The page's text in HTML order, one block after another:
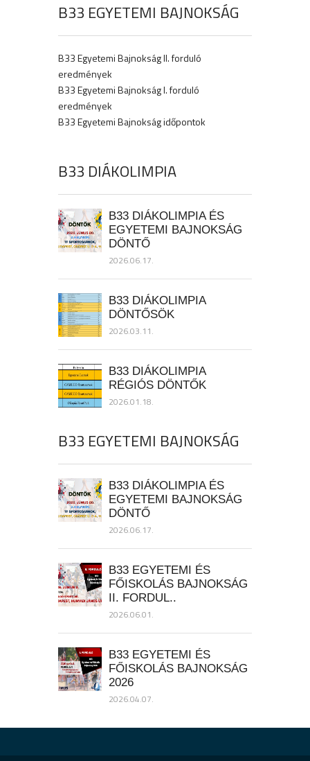
B33 EGYETEMI BAJNOKSÁG
B33 Egyetemi Bajnokság II. forduló
eredmények
B33 Egyetemi Bajnokság I. forduló
eredmények
B33 Egyetemi Bajnokság időpontok
B33 DIÁKOLIMPIA
B33 DIÁKOLIMPIA ÉS
EGYETEMI BAJNOKSÁG
DÖNTŐ
2026.06.17.
B33 DIÁKOLIMPIA
DÖNTŐSÖK
2026.03.11.
B33 DIÁKOLIMPIA
RÉGIÓS DÖNTŐK
2026.01.18.
B33 EGYETEMI BAJNOKSÁG
B33 DIÁKOLIMPIA ÉS
EGYETEMI BAJNOKSÁG
DÖNTŐ
2026.06.17.
B33 EGYETEMI ÉS
FŐISKOLÁS BAJNOKSÁG
II. FORDUL..
2026.06.01.
B33 EGYETEMI ÉS
FŐISKOLÁS BAJNOKSÁG
2026
2026.04.07.